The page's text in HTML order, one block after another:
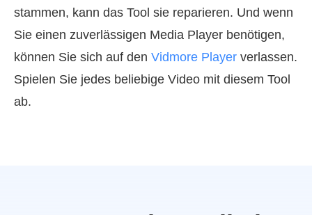
stammen, kann das Tool sie reparieren. Und wenn
Sie einen zuverlässigen Media Player benötigen,
können Sie sich auf den Vidmore Player verlassen.
Spielen Sie jedes beliebige Video mit diesem Tool
ab.